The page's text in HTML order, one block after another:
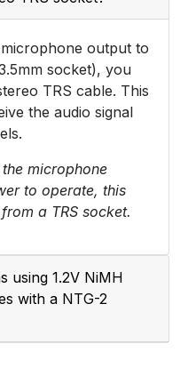
output to
socket), you
TRS cable. This
the audio signal
microphone
to operate, this
a TRS socket.
using 1.2V NiMH
with a NTG-2